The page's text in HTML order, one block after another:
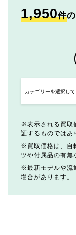
1,950件
表示される買取
証するものではあ
買取価格は、自
ツや付属品の有無
最新モデルや流
場合があります。